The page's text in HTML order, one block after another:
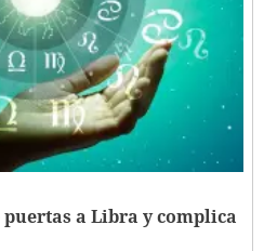
a Libra y complica